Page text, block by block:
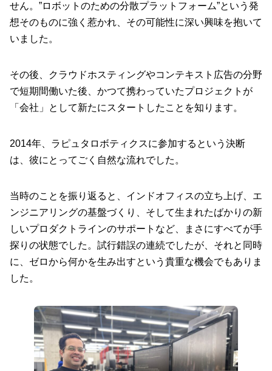
せん。”ロボットのための分散プラットフォーム”という発
想そのものに強く惹かれ、その可能性に深い興味を抱いて
いました。
その後、クラウドホスティングやコンテキスト広告の分野
で短期間働いた後、かつて携わっていたプロジェクトが
「会社」として新たにスタートしたことを知ります。
2014年、ラピュタロボティクスに参加するという決断
は、彼にとってごく自然な流れでした。
当時のことを振り返ると、インドオフィスの立ち上げ、エ
ンジニアリングの基盤づくり、そして生まれたばかりの新
しいプロダクトラインのサポートなど、まさにすべてが手
探りの状態でした。試行錯誤の連続でしたが、それと同時
に、ゼロから何かを生み出すという貴重な機会でもありま
した。